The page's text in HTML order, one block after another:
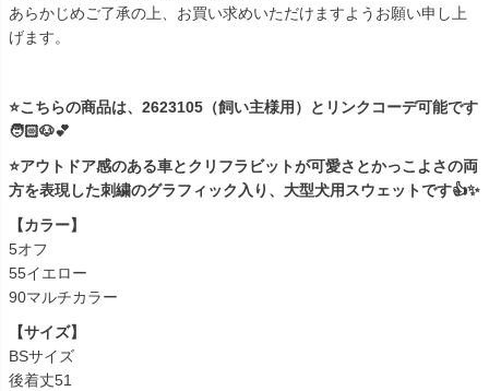
あらかじめご了承の上、お買い求めいただけますようお願い申し上
げます。
⭐こちらの商品は、2623105（飼い主様用）とリンクコーデ可能です
🧑🏻🐶💕
⭐アウトドア感のある車とクリフラビットが可愛さとかっこよさの両
方を表現した刺繍のグラフィック入り、大型犬用スウェットです👍✨
【カラー】
5オフ
55イエロー
90マルチカラー
【サイズ】
BSサイズ
後着丈51